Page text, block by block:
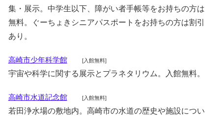
集・展示。中学生以下、障がい者手帳等をお持ちの方は
無料。ぐーちょきシニアパスポートをお持ちの方は割引
あり。
高崎市少年科学館 [入館無料]
宇宙や科学に関する展示とプラネタリウム。入館無料。
高崎市水道記念館 [入館無料]
若田浄水場の敷地内。高崎市の水道の歴史や施設につい